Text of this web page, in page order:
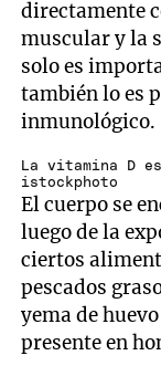
directamente
muscular y la
solo es
también lo es
inmunológico.
La vitamina D
istockphoto
El cuerpo se
luego de la
ciertos
pescados
yema de
presente en